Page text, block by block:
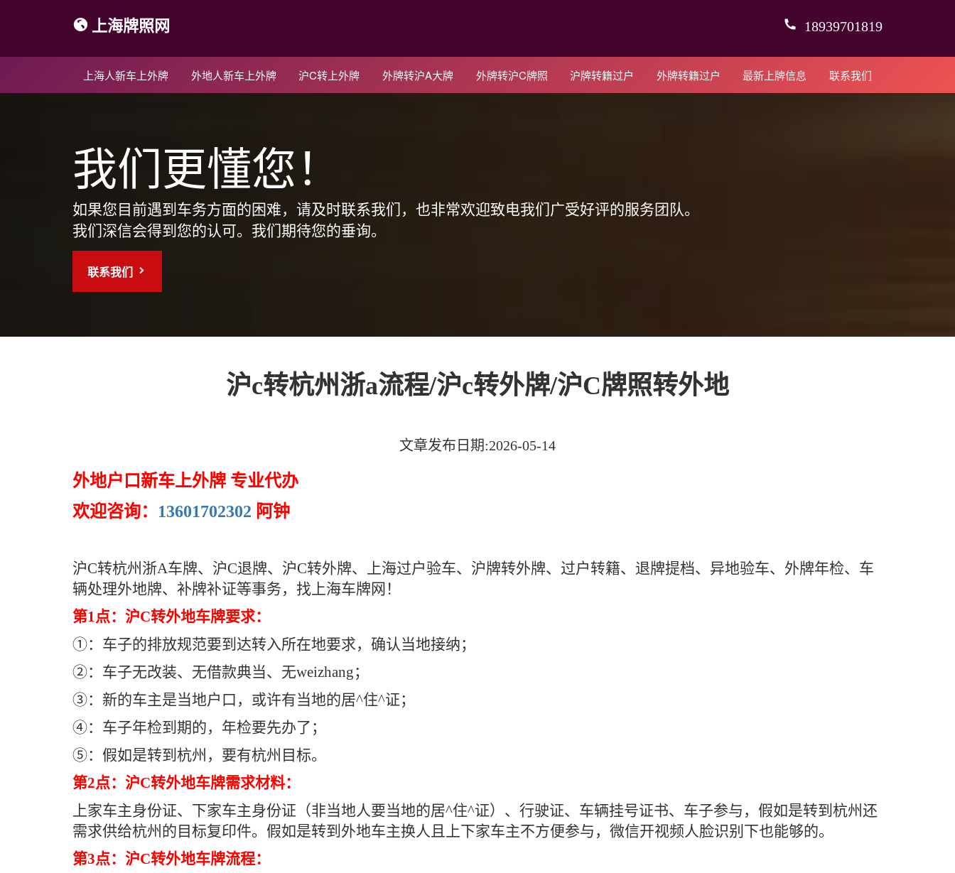
上海牌照网 18939701819
上海人新车上外牌 外地人新车上外牌 沪C转上外牌 外牌转沪A大牌 外牌转沪C牌照 沪牌转籍过户 外牌转籍过户 最新上牌信息 联系我们
我们更懂您！
如果您目前遇到车务方面的困难，请及时联系我们，也非常欢迎致电我们广受好评的服务团队。
我们深信会得到您的认可。我们期待您的垂询。
联系我们
沪c转杭州浙a流程/沪c转外牌/沪C牌照转外地
文章发布日期:2026-05-14
外地户口新车上外牌 专业代办
欢迎咨询： 13601702302 阿钟
沪C转杭州浙A车牌、沪C退牌、沪C转外牌、上海过户验车、沪牌转外牌、过户转籍、退牌提档、异地验车、外牌年检、车
辆处理外地牌、补牌补证等事务，找上海车牌网！
第1点：沪C转外地车牌要求：
①：车子的排放规范要到达转入所在地要求，确认当地接纳；
②：车子无改装、无借款典当、无weizhang；
③：新的车主是当地户口，或许有当地的居^住^证；
④：车子年检到期的，年检要先办了；
⑤：假如是转到杭州，要有杭州目标。
第2点：沪C转外地车牌需求材料：
上家车主身份证、下家车主身份证（非当地人要当地的居^住^证）、行驶证、车辆挂号证书、车子参与，假如是转到杭州还
需求供给杭州的目标复印件。假如是转到外地车主换人且上下家车主不方便参与，微信开视频人脸识别下也能够的。
第3点：沪C转外地车牌流程：